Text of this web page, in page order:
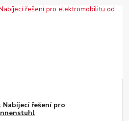
Nabíjecí řešení pro